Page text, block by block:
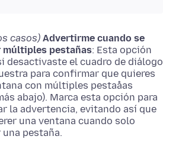
casos) Advertirme cuando se
múltiples pestañas: Esta opción
desactivaste el cuadro de diálogo
para confirmar que quieres
con múltiples pestaåas
abajo). Marca esta opción para
la advertencia, evitando así que
una ventana cuando solo
pestaña.